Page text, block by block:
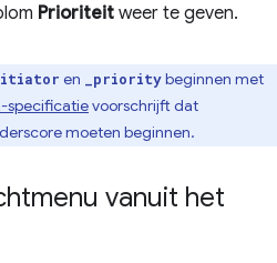
Prioriteit weer te geven.
en _prioritybeginnen met
specificatievoorschrijft dat
moeten beginnen.
vanuit het